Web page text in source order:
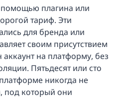
помощью плагина или
тариф. Эти
для бренда или
своим присутствием
на платформу, без
Пятьдесят или сто
никогда не
под который они